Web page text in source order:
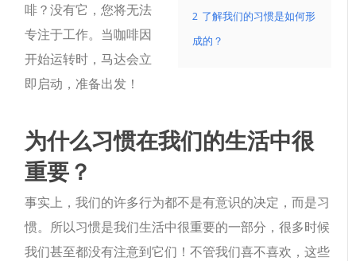
2 了解我们的习惯是如何形
成的？
啡？没有它，您将无法
专注于工作。当咖啡因
开始运转时，马达会立
即启动，准备出发！
为什么习惯在我们的生活中很
重要？
事实上，我们的许多行为都不是有意识的决定，而是习
惯。所以习惯是我们生活中很重要的一部分，很多时候
我们甚至都没有注意到它们！不管我们喜不喜欢，这些